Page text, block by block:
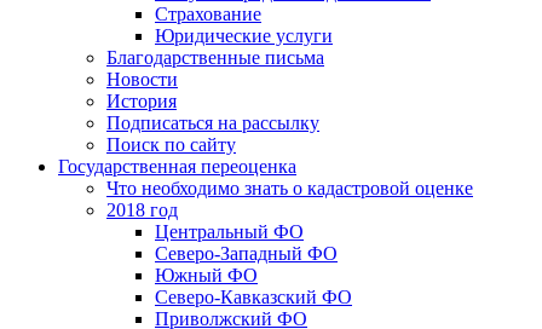
Страхование
Юридические услуги
Благодарственные письма
Новости
История
Подписаться на рассылку
Поиск по сайту
Государственная переоценка
Что необходимо знать о кадастровой оценке
2018 год
Центральный ФО
Северо-Западный ФО
Южный ФО
Северо-Кавказский ФО
Приволжский ФО